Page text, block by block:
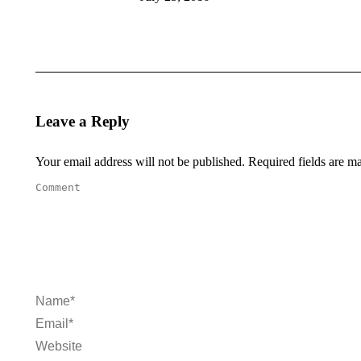
Leave a Reply
Your email address will not be published. Required fields are
Comment
Name *
Email *
Website